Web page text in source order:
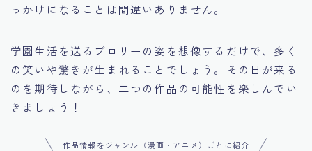
っかけになることは間違いありません。
学園生活を送るブロリーの姿を想像するだけで、多く
の笑いや驚きが生まれることでしょう。その日が来る
のを期待しながら、二つの作品の可能性を楽しんでい
きましょう！
作品情報をジャンル（漫画・アニメ）ごとに紹介